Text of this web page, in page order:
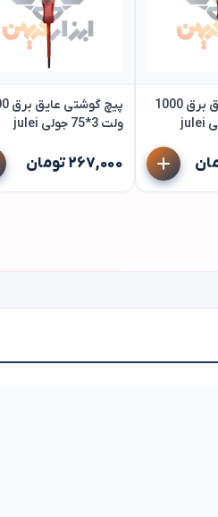
پیچ گوشتی عایق برق 1000
پیچ
ولت 3*75 جولی julei
۲۶۷,۰۰۰ تومان